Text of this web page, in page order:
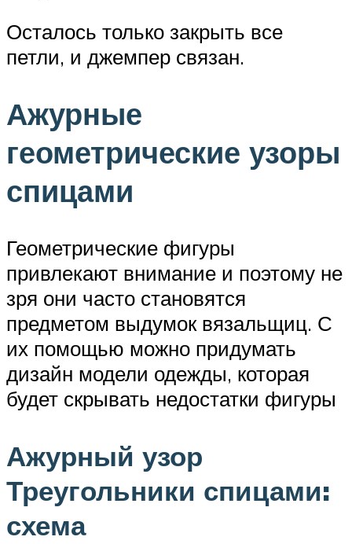
Осталось только закрыть все
петли, и джемпер связан.
Ажурные
геометрические узоры
спицами
Геометрические фигуры
привлекают внимание и поэтому не
зря они часто становятся
предметом выдумок вязальщиц. С
их помощью можно придумать
дизайн модели одежды, которая
будет скрывать недостатки фигуры
Ажурный узор
Треугольники спицами:
схема